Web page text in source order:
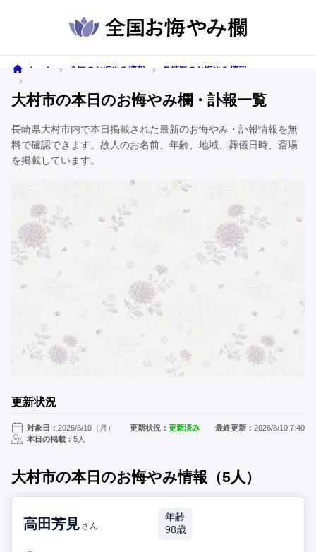
ホーム 全国のお悔やみ情報
長崎県のお悔やみ情報
大村市の本日のお悔やみ欄・訃報一覧
長崎県大村市内で本日掲載された最新のお悔やみ・訃報情報を無
料で確認できます。故人のお名前、年齢、地域、葬儀日時、斎場
を掲載しています。
更新状況
対象日： 2026/8/10（月） 更新状況：更新済み 最終更新： 2026/8/10 7:40
本日の掲載： 5人
大村市の本日のお悔やみ情報（5人）
高田芳見 さん
年齢
98歳